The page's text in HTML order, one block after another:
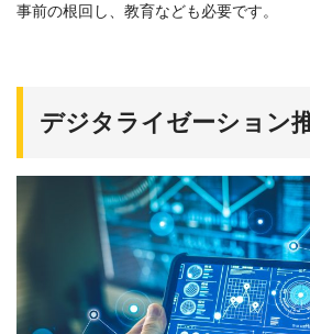
事前の根回し、教育なども必要です。
デジタライゼーション